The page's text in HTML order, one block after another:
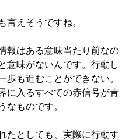
言えそうですね。
報はある意味当たり前なの
意味がないんです。行動し
歩も進むことができない。
に入るすべての赤信号が青
なものです。
たとしても、実際に行動す